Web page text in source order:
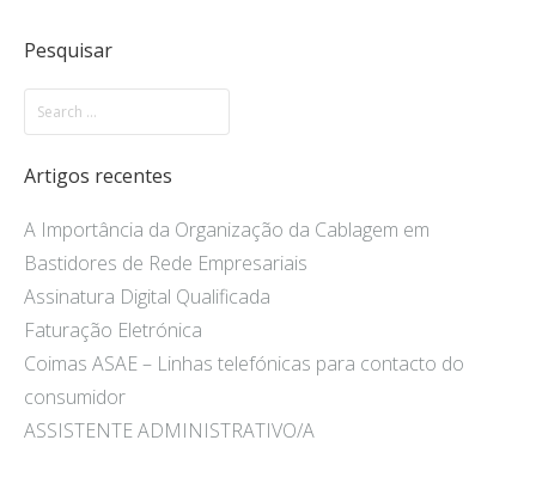
Pesquisar
Artigos recentes
A Importância da Organização da Cablagem em
Bastidores de Rede Empresariais
Assinatura Digital Qualificada
Faturação Eletrónica
Coimas ASAE – Linhas telefónicas para contacto do
consumidor
ASSISTENTE ADMINISTRATIVO/A